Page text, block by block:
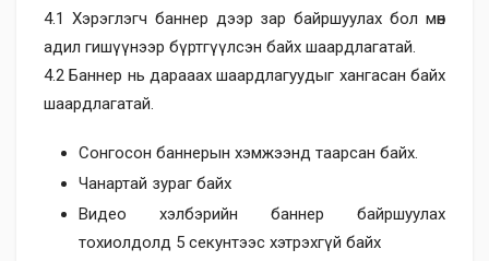
4.1 Хэрэглэгч баннер дээр зар байршуулах бол мөн
адил гишүүнээр бүртгүүлсэн байх шаардлагатай.
4.2 Баннер нь дарааах шаардлагуудыг хангасан байх
шаардлагатай.
Сонгосон баннерын хэмжээнд таарсан байх.
Чанартай зураг байх
Видео хэлбэрийн баннер байршуулах
тохиолдолд 5 секунтээс хэтрэхгүй байх